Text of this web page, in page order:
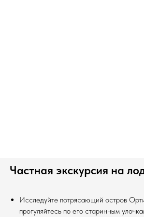
Частная экскурсия на
Исследуйте потрясающий остров
прогуляйтесь по его старинным